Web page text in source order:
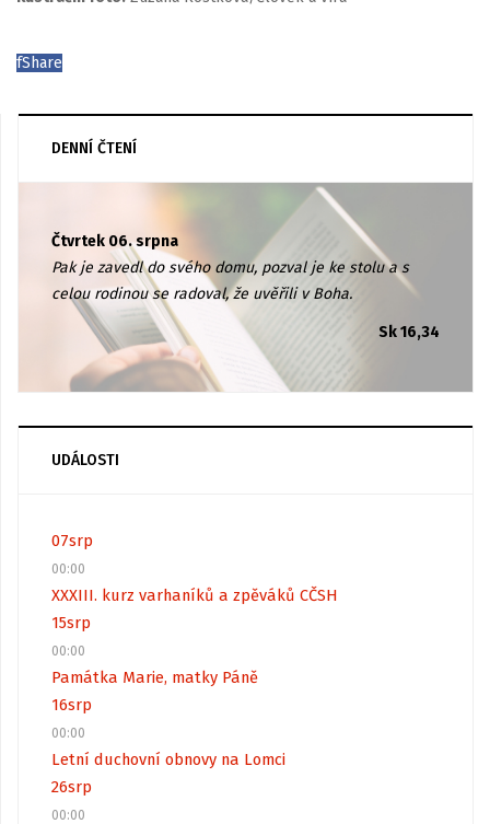
fShare
DENNÍ ČTENÍ
Čtvrtek 06. srpna
Pak je zavedl do svého domu, pozval je ke stolu a s
celou rodinou se radoval, že uvěřili v Boha.
Sk 16,34
UDÁLOSTI
07srp
00:00
XXXIII. kurz varhaníků a zpěváků CČSH
15srp
00:00
Památka Marie, matky Páně
16srp
00:00
Letní duchovní obnovy na Lomci
26srp
00:00